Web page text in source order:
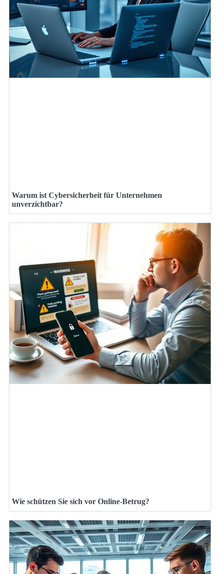
Warum ist Cybersicherheit für Unternehmen
unverzichtbar?
Wie schützen Sie sich vor Online-Betrug?